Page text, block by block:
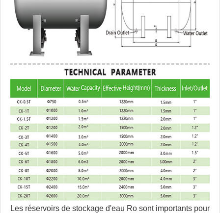
Les réservoirs de stockage d'eau Ro sont importants pour